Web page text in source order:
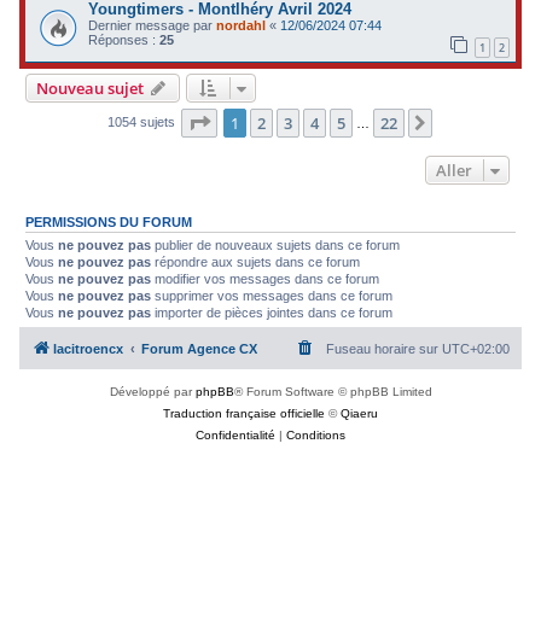
Youngtimers - Montlhéry Avril 2024
Dernier message parnordahl « 12/06/2024 07:44
Réponses :25 1 2
Nouveau sujet
1054 sujets Page 1sur22
1 2 3 4 5 22
Aller
PERMISSIONS DU FORUM
Vousne pouvez pas publier de nouveaux sujets dans ce forum
Vousne pouvez pas répondre aux sujets dans ce forum
Vousne pouvez pas modifier vos messages dans ce forum
Vousne pouvez pas supprimer vos messages dans ce forum
Vousne pouvez pas importer de pièces jointes dans ce forum
lacitroencx Forum Agence CX Fuseau horaire sur UTC+02:00
Développé parphpBB® Forum Software © phpBB Limited
Traduction française officielle ©Qiaeru
Confidentialité | Conditions